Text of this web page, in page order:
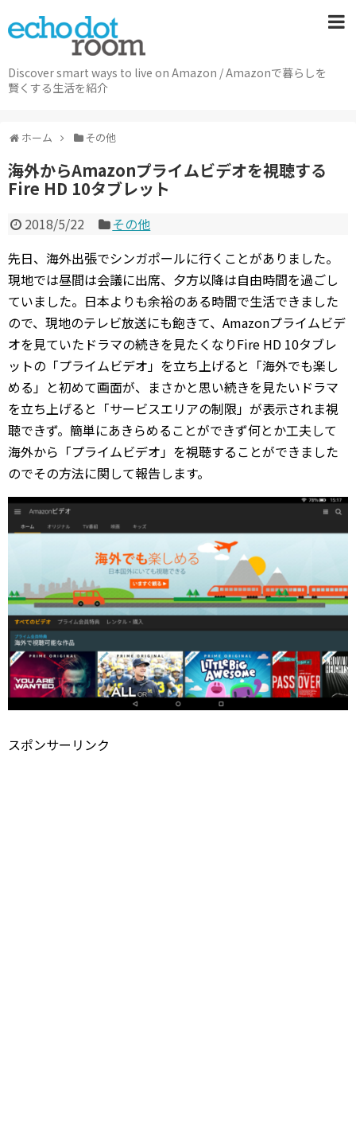
Discover smart ways to live on Amazon / Amazonで暮らしを
賢くする生活を紹介
ホーム その他
海外からAmazonプライムビデオを視聴する
Fire HD 10タブレット
2018/5/22
その他
先日、海外出張でシンガポールに行くことがありました。
現地では昼間は会議に出席、夕方以降は自由時間を過ごし
ていました。日本よりも余裕のある時間で生活できました
ので、現地のテレビ放送にも飽きて、Amazonプライムビデ
オを見ていたドラマの続きを見たくなりFire HD 10タブレ
ットの「プライムビデオ」を立ち上げると「海外でも楽し
める」と初めて画面が、まさかと思い続きを見たいドラマ
を立ち上げると「サービスエリアの制限」が表示されま視
聴できず。簡単にあきらめることができず何とか工夫して
海外から「プライムビデオ」を視聴することができました
のでその方法に関して報告します。
スポンサーリンク